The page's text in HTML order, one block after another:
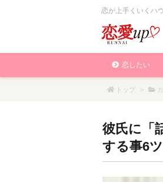
恋が上手くいくハ
恋したい
トップ >
彼氏に「
する事6ツ